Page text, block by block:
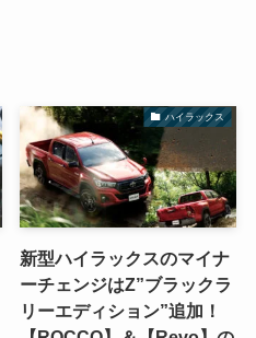
ハイラックス
新型ハイラックスのマイナ
ーチェンジはZ”ブラックラ
リーエディション”追加！